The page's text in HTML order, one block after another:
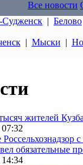
Все новости
| Белово
| Мыски |
жителей
обязательные